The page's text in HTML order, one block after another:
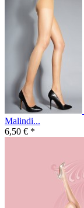
Malindi...
6,50 € *